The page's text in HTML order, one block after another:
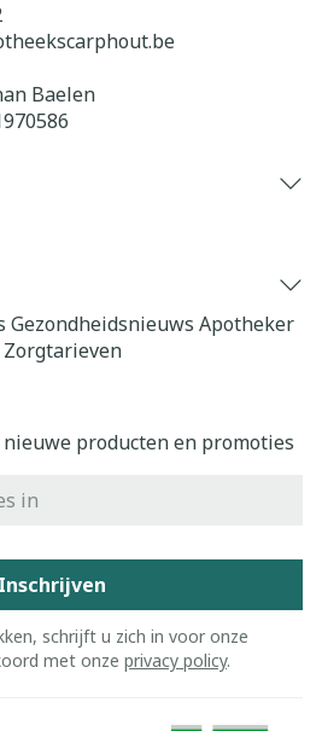
Baelen
Gezondheidsnieuws Apotheker
Zorgtarieven
producten en promoties
Inschrijven
schrijft u zich in voor onze
met onze privacy policy.